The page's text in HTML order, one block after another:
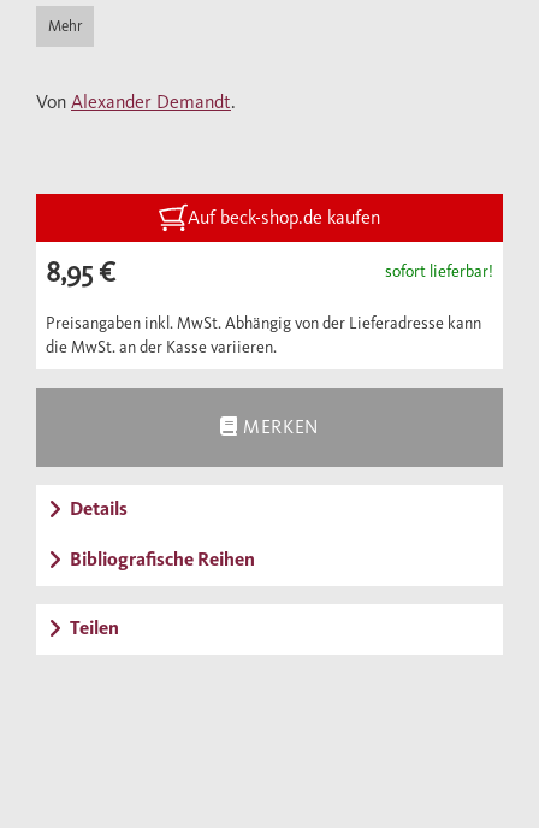
außerbiblische Überlieferung zu Pilatus und
zu dem Verfahren gegen Jesus; so versucht
Rechtsgeschehens zu erhellen und die
können, wenn Pilatus zu einem anderen
Mehr
Von Alexander Demandt.
Auf beck-shop.de kaufen
8,95 € sofort lieferbar!
Preisangaben inkl. MwSt. Abhängig von der Lieferadresse kann
die MwSt. an der Kasse variieren.
MERKEN
Details
Bibliografische Reihen
Teilen